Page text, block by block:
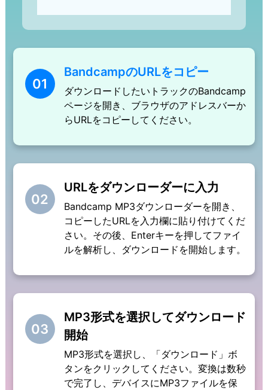
01
BandcampのURLをコピー
ダウンロードしたいトラックのBandcamp
ページを開き、ブラウザのアドレスバーか
らURLをコピーしてください。
02
URLをダウンローダーに入力
Bandcamp MP3ダウンローダーを開き、
コピーしたURLを入力欄に貼り付けてくだ
さい。その後、Enterキーを押してファイ
ルを解析し、ダウンロードを開始します。
03
MP3形式を選択してダウンロード
開始
MP3形式を選択し、「ダウンロード」ボ
タンをクリックしてください。変換は数秒
で完了し、デバイスにMP3ファイルを保